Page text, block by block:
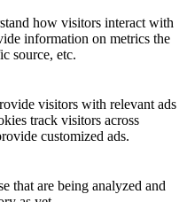
how visitors interact with
information on metrics the
source, etc.
visitors with relevant ads
track visitors across
customized ads.
that are being analyzed and